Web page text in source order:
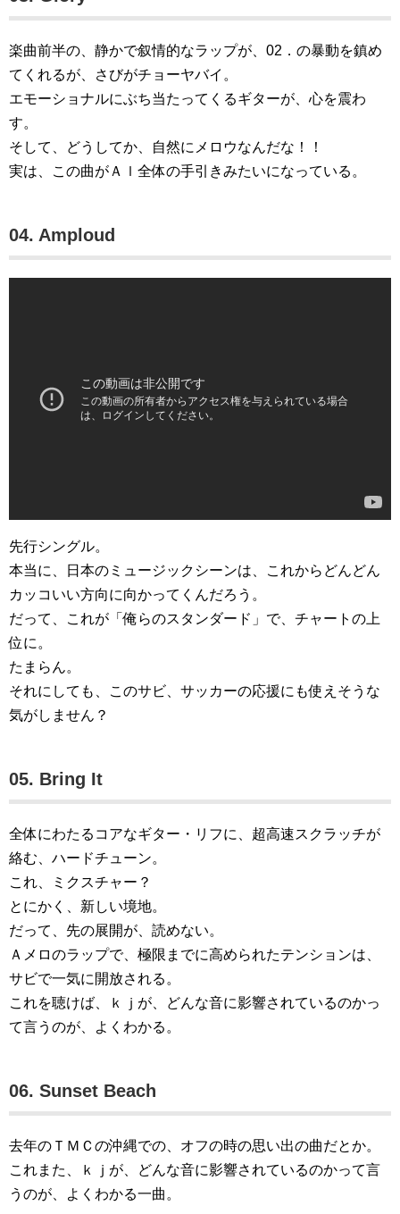
楽曲前半の、静かで叙情的なラップが、02．の暴動を鎮め
てくれるが、さびがチョーヤバイ。
エモーショナルにぶち当たってくるギターが、心を震わ
す。
そして、どうしてか、自然にメロウなんだな！！
実は、この曲がＡｌ全体の手引きみたいになっている。
04. Amploud
先行シングル。
本当に、日本のミュージックシーンは、これからどんどん
カッコいい方向に向かってくんだろう。
だって、これが「俺らのスタンダード」で、チャートの上
位に。
たまらん。
それにしても、このサビ、サッカーの応援にも使えそうな
気がしません？
05. Bring It
全体にわたるコアなギター・リフに、超高速スクラッチが
絡む、ハードチューン。
これ、ミクスチャー？
とにかく、新しい境地。
だって、先の展開が、読めない。
Ａメロのラップで、極限までに高められたテンションは、
サビで一気に開放される。
これを聴けば、ｋｊが、どんな音に影響されているのかっ
て言うのが、よくわかる。
06. Sunset Beach
去年のＴＭＣの沖縄での、オフの時の思い出の曲だとか。
これまた、ｋｊが、どんな音に影響されているのかって言
うのが、よくわかる一曲。